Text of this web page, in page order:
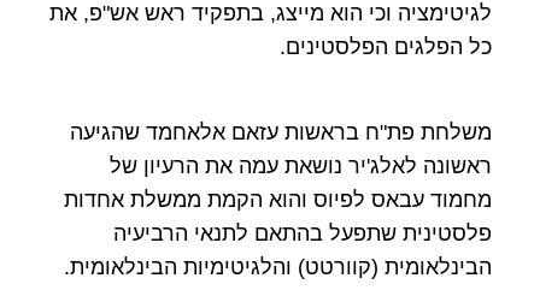
לגיטימציה וכי הוא מייצג, בתפקיד ראש אש"פ, את
כל הפלגים הפלסטינים.
משלחת פת"ח בראשות עזאם אלאחמד שהגיעה
ראשונה לאלג'יר נושאת עמה את הרעיון של
מחמוד עבאס לפיוס והוא הקמת ממשלת אחדות
פלסטינית שתפעל בהתאם לתנאי הרביעיה
הבינלאומית (קוורטט) והלגיטימיות הבינלאומית.